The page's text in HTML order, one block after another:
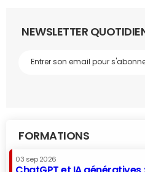
NEWSLETTER
FORMATIONS
03 sep 2026
ChatGPT et IA